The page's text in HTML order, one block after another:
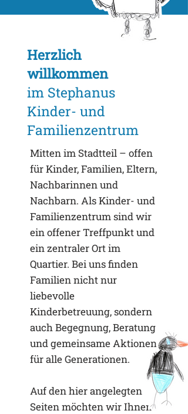
Herzlich
willkommen
im Stephanus
Kinder- und
Familienzentrum
Mitten im Stadtteil – offen
für Kinder, Familien, Eltern,
Nachbarinnen und
Nachbarn. Als Kinder- und
Familienzentrum sind wir
ein offener Treffpunkt und
ein zentraler Ort im
Quartier. Bei uns finden
Familien nicht nur
liebevolle
Kinderbetreuung, sondern
auch Begegnung, Beratung
und gemeinsame Aktionen
für alle Generationen.
Auf den hier angelegten
Seiten möchten wir Ihnen